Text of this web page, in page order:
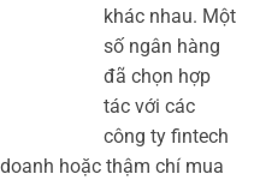
khác nhau. Một
số ngân hàng
đã chọn hợp
tác với các
công ty fintech
hoặc thậm chí mua